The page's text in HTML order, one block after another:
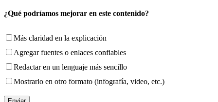
¿Qué podríamos mejorar en este contenido?
Más claridad en la explicación
Agregar fuentes o enlaces confiables
Redactar en un lenguaje más sencillo
Mostrarlo en otro formato (infografía, video, etc.)